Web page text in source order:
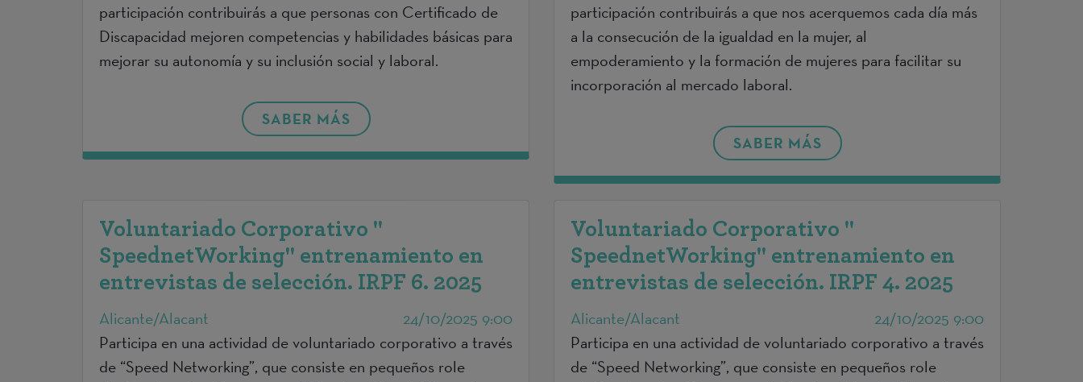
participación contribuirás a que personas con Certificado de
Discapacidad mejoren competencias y habilidades básicas para
mejorar su autonomía y su inclusión social y laboral.
SABER MÁS
participación contribuirás a que nos acerquemos cada día más
a la consecución de la igualdad en la mujer, al
empoderamiento y la formación de mujeres para facilitar su
incorporación al mercado laboral.
SABER MÁS
Voluntariado Corporativo "
SpeednetWorking" entrenamiento en
entrevistas de selección. IRPF 6. 2025
Alicante/Alacant
24/10/2025 9:00
Participa en una actividad de voluntariado corporativo a través
de “Speed Networking”, que consiste en pequeños role
Voluntariado Corporativo "
SpeednetWorking" entrenamiento en
entrevistas de selección. IRPF 4. 2025
Alicante/Alacant
24/10/2025 9:00
Participa en una actividad de voluntariado corporativo a través
de “Speed Networking”, que consiste en pequeños role